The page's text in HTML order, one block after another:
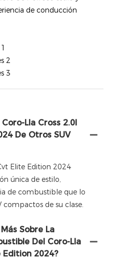
de conducción
2
3
Lla Cross 2.0l
De Otros SUV
Elite Edition 2024
única de estilo,
de combustible que lo
compactos de su clase.
Sobre La
Del Coro-Lla
Edition 2024?